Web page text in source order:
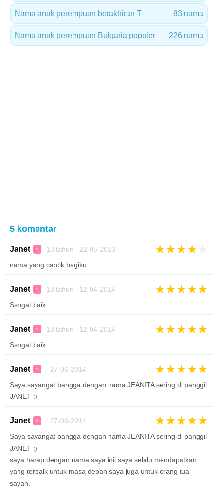
Nama anak perempuan berakhiran T 83 nama
Nama anak perempuan Bulgaria populer 226 nama
5 komentar
Janet ♀ 13 tahun 22-05-2013 ★★★★
nama yang cantik bagiku
Janet ♀ 18 tahun 12-04-2014 ★★★★★
Ssngat baik
Janet ♀ 18 tahun 12-04-2014 ★★★★★
Ssngat baik
Janet ♀ 27-06-2014 ★★★★★
Saya sayangat bangga dengan nama JEANITA sering di panggil
JANET :)
Janet ♀ 27-06-2014 ★★★★★
Saya sayangat bangga dengan nama JEANITA sering di panggil
JANET :)
saya harap dengan nama saya inii saya selalu mendapatkan
yang terbaik untuk masa depan saya juga untuk orang tua
sayan.